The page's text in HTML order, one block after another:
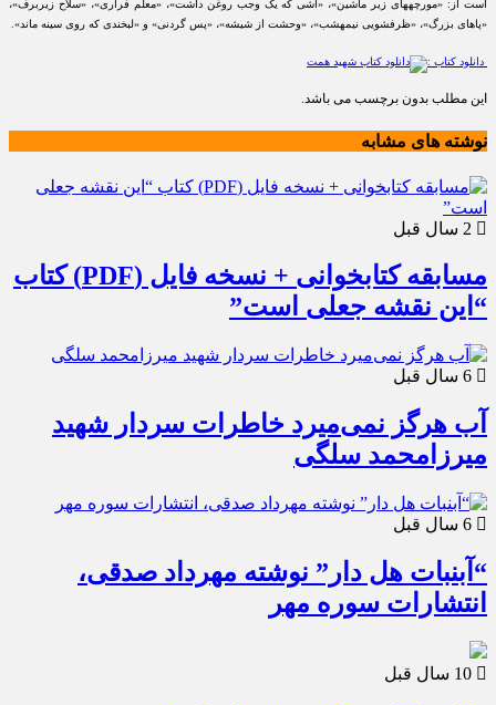
است از: «مورچه‏های زیر ماشین»، «آشی که یک وجب روغن داشت»، «معلم فراری»، «سلاح زیربرف»،
«پاهای بزرگ»، «ظرفشویی نیمه‏شب»، «وحشت از شیشه»، «پس گردنی» و «لبخندی که روی سینه ماند».
دانلود کتاب :
این مطلب بدون برچسب می باشد.
نوشته های مشابه
مسابقه کتابخوانی + نسخه فایل (PDF) کتاب
“این نقشه جعلی است”
آب هرگز نمی‌میرد خاطرات سردار شهید
میرزامحمد سلگی
“آبنبات هل دار” نوشته مهرداد صدقی،
انتشارات سوره مهر